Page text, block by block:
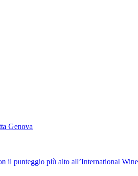
Genova
il punteggio più alto all’International